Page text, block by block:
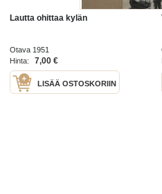
Lautta ohittaa kylän
Otava 1951
Hinta:
7,00 €
LISÄÄ OSTOSKORIIN